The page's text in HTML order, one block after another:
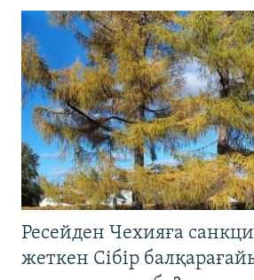
Ресейден Чехияға
жеткен Сібір